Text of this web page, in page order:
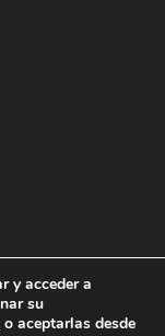
a 18:30 h.
y acceder a
su
o aceptarlas desde